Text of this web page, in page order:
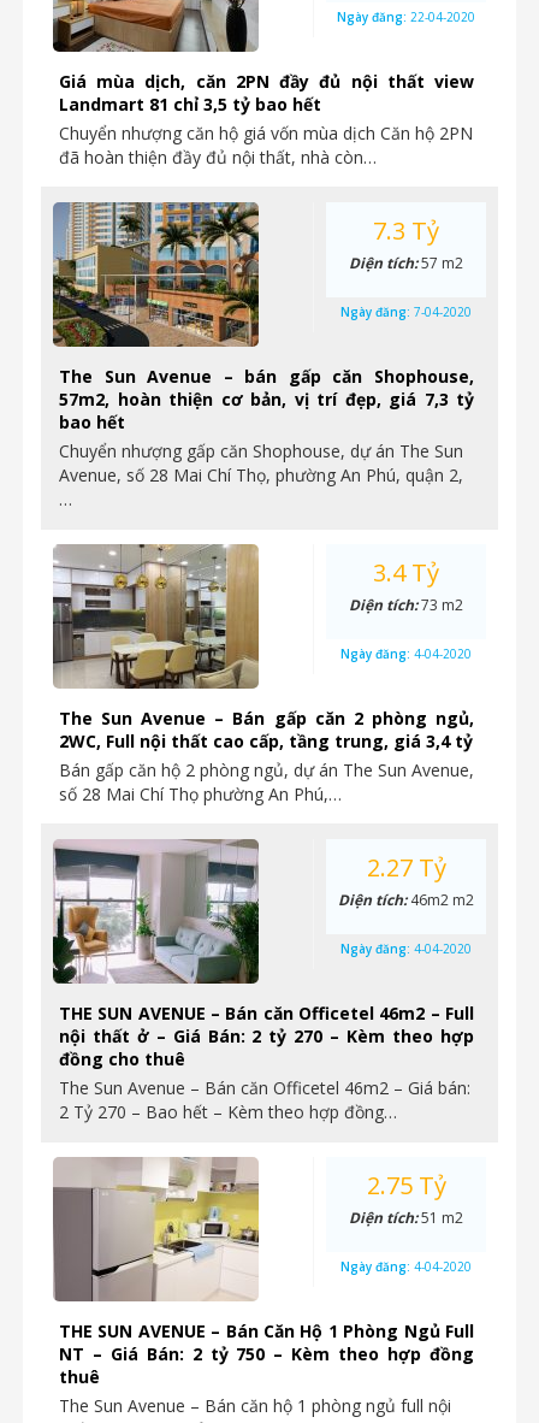
Giá mùa dịch, căn 2PN đầy đủ nội thất view
Landmart 81 chỉ 3,5 tỷ bao hết
Chuyển nhượng căn hộ giá vốn mùa dịch Căn hộ 2PN
đã hoàn thiện đầy đủ nội thất, nhà còn…
Ngày đăng: 22-04-2020
The Sun Avenue – bán gấp căn Shophouse,
57m2, hoàn thiện cơ bản, vị trí đẹp, giá 7,3 tỷ
bao hết
Chuyển nhượng gấp căn Shophouse, dự án The Sun
Avenue, số 28 Mai Chí Thọ, phường An Phú, quận 2,
…
7.3 Tỷ
Diện tích:57 m2
Ngày đăng: 7-04-2020
The Sun Avenue – Bán gấp căn 2 phòng ngủ,
2WC, Full nội thất cao cấp, tầng trung, giá 3,4 tỷ
Bán gấp căn hộ 2 phòng ngủ, dự án The Sun Avenue,
số 28 Mai Chí Thọ phường An Phú,…
3.4 Tỷ
Diện tích:73 m2
Ngày đăng: 4-04-2020
THE SUN AVENUE – Bán căn Officetel 46m2 – Full
nội thất ở – Giá Bán: 2 tỷ 270 – Kèm theo hợp
đồng cho thuê
The Sun Avenue – Bán căn Officetel 46m2 – Giá bán:
2 Tỷ 270 – Bao hết – Kèm theo hợp đồng…
2.27 Tỷ
Diện tích:46m2 m2
Ngày đăng: 4-04-2020
THE SUN AVENUE – Bán Căn Hộ 1 Phòng Ngủ Full
NT – Giá Bán: 2 tỷ 750 – Kèm theo hợp đồng
thuê
The Sun Avenue – Bán căn hộ 1 phòng ngủ full nội
2.75 Tỷ
Diện tích:51 m2
Ngày đăng: 4-04-2020